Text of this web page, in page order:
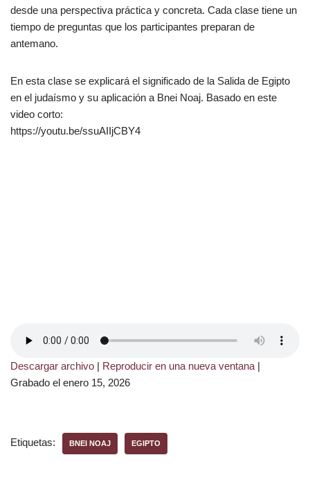
desde una perspectiva práctica y concreta. Cada clase tiene un
tiempo de preguntas que los participantes preparan de
antemano.
En esta clase se explicará el significado de la Salida de Egipto
en el judaísmo y su aplicación a Bnei Noaj. Basado en este
video corto:
https://youtu.be/ssuAIIjCBY4
Descargar archivo | Reproducir en una nueva ventana |
Grabado el enero 15, 2026
Etiquetas: BNEI NOAJ EGIPTO